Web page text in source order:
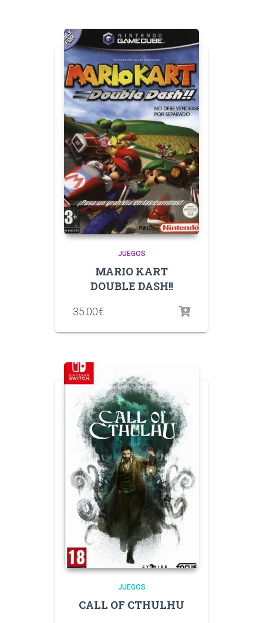
JUEGOS
MARIO KART
DOUBLE DASH!!
35.00€
JUEGOS
CALL OF CTHULHU